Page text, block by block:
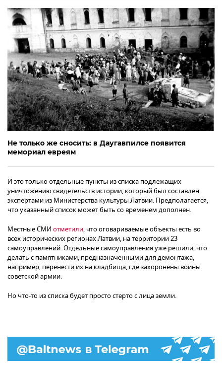
Не только же сносить: в Даугавпилсе появится
мемориал евреям
И это только отдельные пункты из списка подлежащих
уничтожению свидетельств истории, который был составлен
экспертами из Министерства культуры Латвии. Предполагается,
что указанный список может быть со временем дополнен.
Местные СМИ отметили, что оговариваемые объекты есть во
всех исторических регионах Латвии, на территории 23
самоуправлений. Отдельные самоуправления уже решили, что
делать с памятниками, предназначенными для демонтажа,
например, перенести их на кладбища, где захоронены воины
советской армии.
Но что-то из списка будет просто стерто с лица земли.